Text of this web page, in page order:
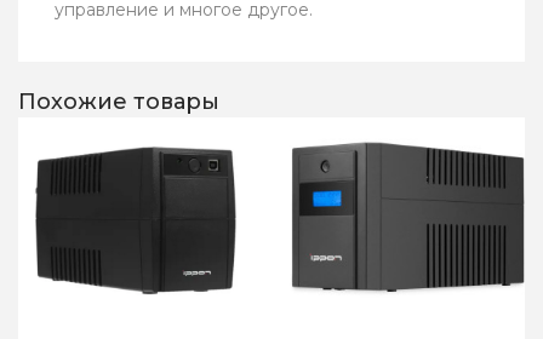
управление и многое другое.
Похожие товары